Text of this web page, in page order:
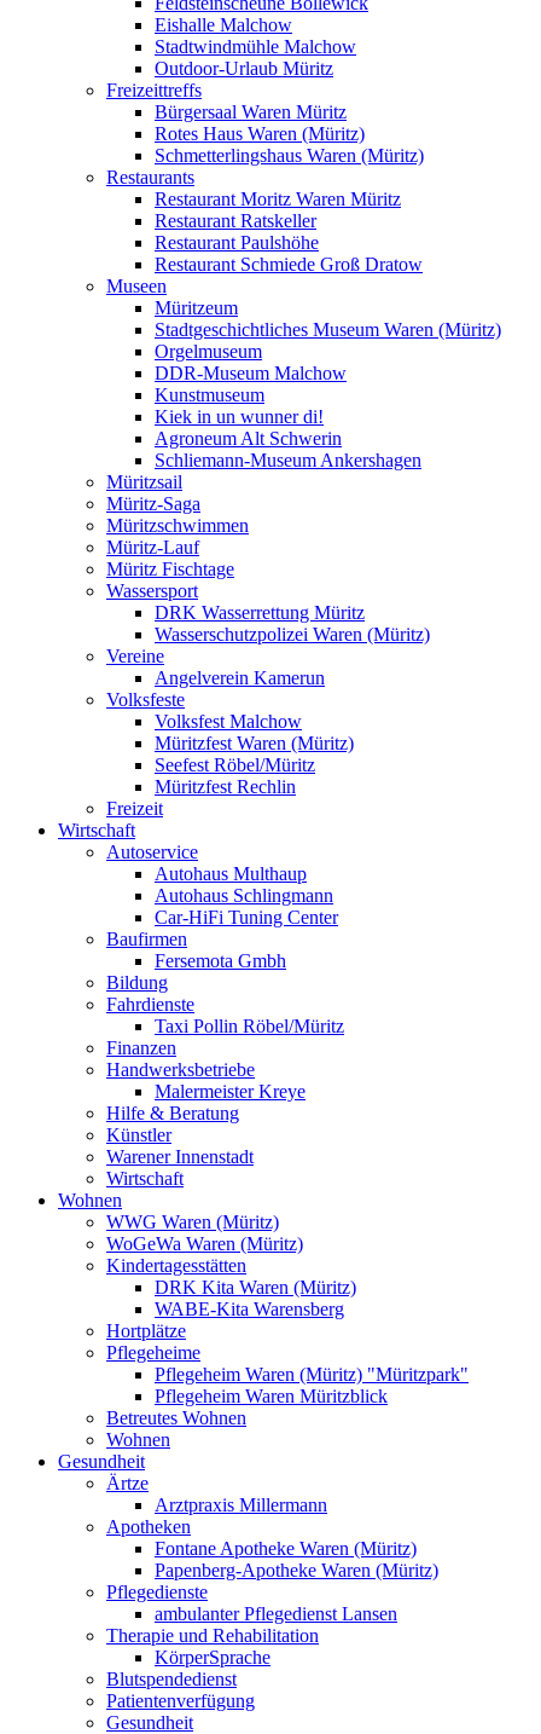
Eishalle Malchow
Stadtwindmühle Malchow
Outdoor-Urlaub Müritz
Freizeittreffs
Bürgersaal Waren Müritz
Rotes Haus Waren (Müritz)
Schmetterlingshaus Waren (Müritz)
Restaurants
Restaurant Moritz Waren Müritz
Restaurant Ratskeller
Restaurant Paulshöhe
Restaurant Schmiede Groß Dratow
Museen
Müritzeum
Stadtgeschichtliches Museum Waren (Müritz)
Orgelmuseum
DDR-Museum Malchow
Kunstmuseum
Kiek in un wunner di!
Agroneum Alt Schwerin
Schliemann-Museum Ankershagen
Müritzsail
Müritz-Saga
Müritzschwimmen
Müritz-Lauf
Müritz Fischtage
Wassersport
DRK Wasserrettung Müritz
Wasserschutzpolizei Waren (Müritz)
Vereine
Angelverein Kamerun
Volksfeste
Volksfest Malchow
Müritzfest Waren (Müritz)
Seefest Röbel/Müritz
Müritzfest Rechlin
Freizeit
Wirtschaft
Autoservice
Autohaus Multhaup
Autohaus Schlingmann
Car-HiFi Tuning Center
Baufirmen
Fersemota Gmbh
Bildung
Fahrdienste
Taxi Pollin Röbel/Müritz
Finanzen
Handwerksbetriebe
Malermeister Kreye
Hilfe & Beratung
Künstler
Warener Innenstadt
Wirtschaft
Wohnen
WWG Waren (Müritz)
WoGeWa Waren (Müritz)
Kindertagesstätten
DRK Kita Waren (Müritz)
WABE-Kita Warensberg
Hortplätze
Pflegeheime
Pflegeheim Waren (Müritz) "Müritzpark"
Pflegeheim Waren Müritzblick
Betreutes Wohnen
Wohnen
Gesundheit
Ärtze
Arztpraxis Millermann
Apotheken
Fontane Apotheke Waren (Müritz)
Papenberg-Apotheke Waren (Müritz)
Pflegedienste
ambulanter Pflegedienst Lansen
Therapie und Rehabilitation
KörperSprache
Blutspendedienst
Patientenverfügung
Gesundheit